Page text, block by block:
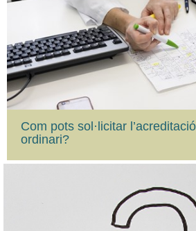
Com pots sol·licitar
ordinari?